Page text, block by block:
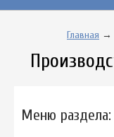
Главная →
Меню раздела: